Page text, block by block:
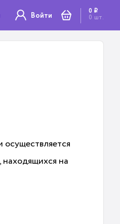
Войти 0 i
0 шт.
находящихся на